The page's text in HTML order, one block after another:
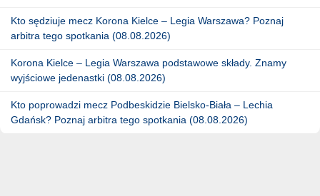
Kto sędziuje mecz Korona Kielce – Legia Warszawa? Poznaj
arbitra tego spotkania (08.08.2026)
Korona Kielce – Legia Warszawa podstawowe składy. Znamy
wyjściowe jedenastki (08.08.2026)
Kto poprowadzi mecz Podbeskidzie Bielsko-Biała – Lechia
Gdańsk? Poznaj arbitra tego spotkania (08.08.2026)